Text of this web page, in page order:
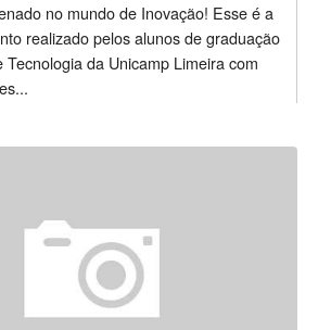
no mundo de Inovação! Esse é a
realizado pelos alunos de graduação
Tecnologia da Unicamp Limeira com